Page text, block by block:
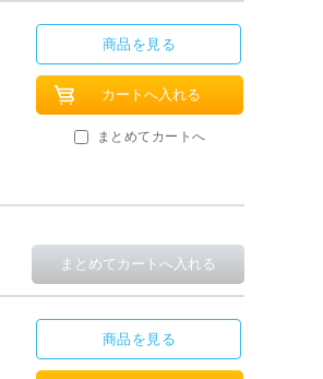
商品を見る
まとめてカートへ
商品を見る